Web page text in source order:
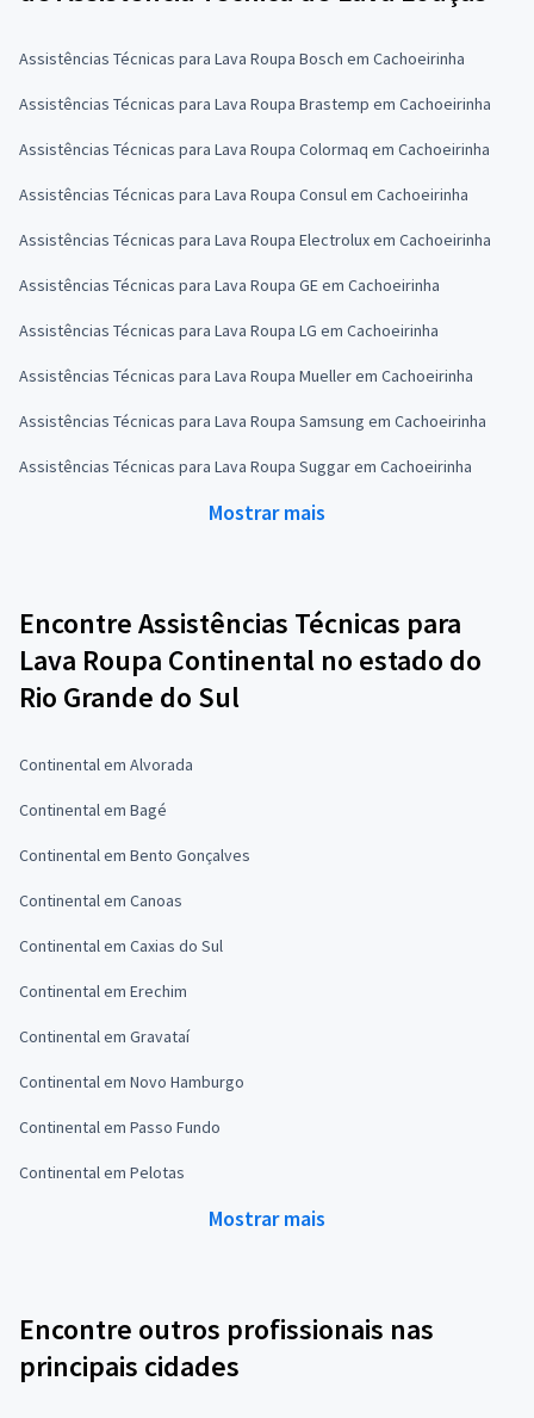
Assistências Técnicas para Lava Roupa Bosch em Cachoeirinha
Assistências Técnicas para Lava Roupa Brastemp em Cachoeirinha
Assistências Técnicas para Lava Roupa Colormaq em Cachoeirinha
Assistências Técnicas para Lava Roupa Consul em Cachoeirinha
Assistências Técnicas para Lava Roupa Electrolux em Cachoeirinha
Assistências Técnicas para Lava Roupa GE em Cachoeirinha
Assistências Técnicas para Lava Roupa LG em Cachoeirinha
Assistências Técnicas para Lava Roupa Mueller em Cachoeirinha
Assistências Técnicas para Lava Roupa Samsung em Cachoeirinha
Assistências Técnicas para Lava Roupa Suggar em Cachoeirinha
Mostrar mais
Encontre Assistências Técnicas para
Lava Roupa Continental no estado do
Rio Grande do Sul
Continental em Alvorada
Continental em Bagé
Continental em Bento Gonçalves
Continental em Canoas
Continental em Caxias do Sul
Continental em Erechim
Continental em Gravataí
Continental em Novo Hamburgo
Continental em Passo Fundo
Continental em Pelotas
Mostrar mais
Encontre outros profissionais nas
principais cidades